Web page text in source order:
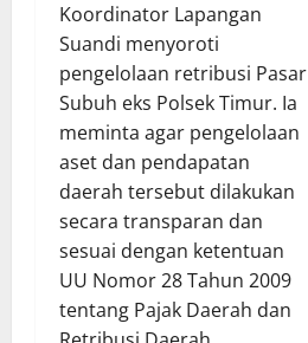
Koordinator Lapangan
Suandi menyoroti
pengelolaan retribusi Pasar
Subuh eks Polsek Timur. Ia
meminta agar pengelolaan
aset dan pendapatan
daerah tersebut dilakukan
secara transparan dan
sesuai dengan ketentuan
UU Nomor 28 Tahun 2009
tentang Pajak Daerah dan